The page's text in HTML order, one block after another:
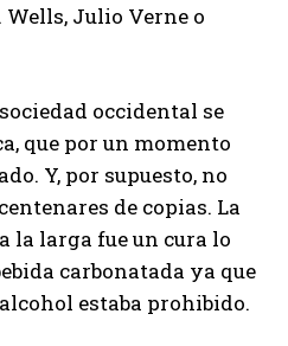
Wells, Julio Verne o
occidental se
que por un momento
Y, por supuesto, no
de copias. La
la larga fue un cura lo
carbonatada ya que
estaba prohibido.